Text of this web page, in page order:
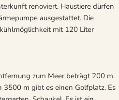
renoviert. Haustiere dürfen
ausgestattet. Die
mit 120 Liter
zum Meer beträgt 200 m.
m gibt es einen Golfplatz. Es